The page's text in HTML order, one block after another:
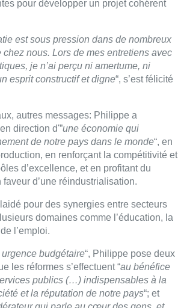
d’excellence, et en profitant du
d’une réindustrialisation.
pour des synergies entre secteurs
domaines comme l’éducation, la
l’emploi.
budgétaire
publics (…) indispensables à la
et la réputation de notre pays
qui parle au cœur des gens, et
l’engagement citoyen“.
insisté sur la relance du projet
instance supranationale sur la vie de
et en termes d’indépendance vis-
oublier son rôle sur de multiples
contre le changement climatique ou la
en faveur de la paix.